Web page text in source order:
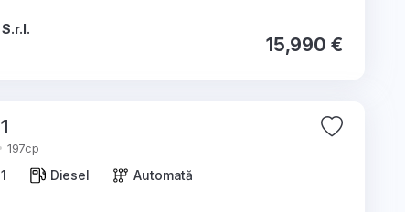
15,990 €
197cp
Diesel Automată